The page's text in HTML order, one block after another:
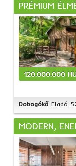
PRÉMIUM
120.000.000
Dobogókő Eladó
MODERN,